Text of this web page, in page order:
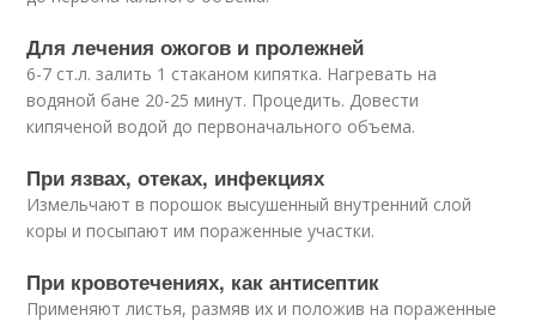
Для лечения ожогов и пролежней
6-7 ст.л. залить 1 стаканом кипятка. Нагревать на
водяной бане 20-25 минут. Процедить. Довести
кипяченой водой до первоначального объема.
При язвах, отеках, инфекциях
Измельчают в порошок высушенный внутренний слой
коры и посыпают им пораженные участки.
При кровотечениях, как антисептик
Применяют листья, размяв их и положив на пораженные